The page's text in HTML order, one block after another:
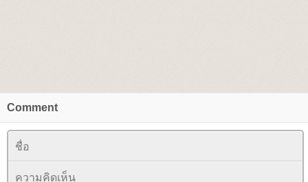
Comment